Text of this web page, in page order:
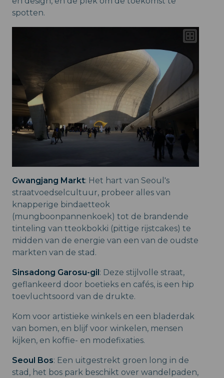
spotten.
Gwangjang Markt: Het hart van Seoul's
straatvoedselcultuur, probeer alles van
knapperige bindaetteok
(mungboonpannenkoek) tot de brandende
tinteling van tteokbokki (pittige rijstcakes) te
midden van de energie van een van de oudste
markten van de stad.
Sinsadong Garosu-gil : Deze stijlvolle straat,
geflankeerd door boetieks en cafés, is een hip
toevluchtsoord van de drukte.
Kom voor artistieke winkels en een bladerdak
van bomen, en blijf voor winkelen, mensen
kijken, en koffie- en modefixaties.
Seoul Bos: Een uitgestrekt groen long in de
stad, het bos park beschikt over wandelpaden,